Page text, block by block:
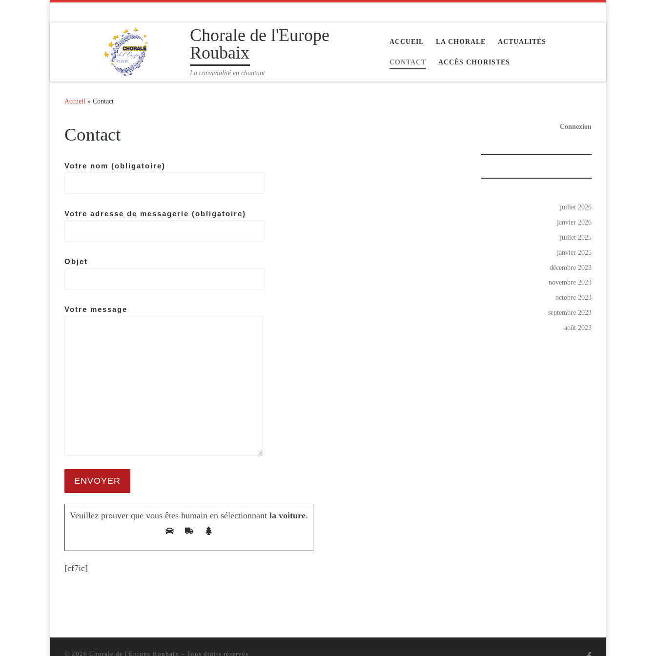
Chorale de l'Europe
Roubaix
La convivialité en chantant
ACCUEIL LA CHORALE ACTUALITÉS
CONTACT ACCÈS CHORISTES
Accueil » Contact
Contact
Votre nom (obligatoire)
Votre adresse de messagerie (obligatoire)
Objet
Votre message
Veuillez prouver que vous êtes humain en sélectionnant la voiture.
[cf7ic]
Connexion
juillet 2026
janvier 2026
juillet 2025
janvier 2025
décembre 2023
novembre 2023
octobre 2023
septembre 2023
août 2023
© 2026 Chorale de l'Europe Roubaix – Tous droits réservés